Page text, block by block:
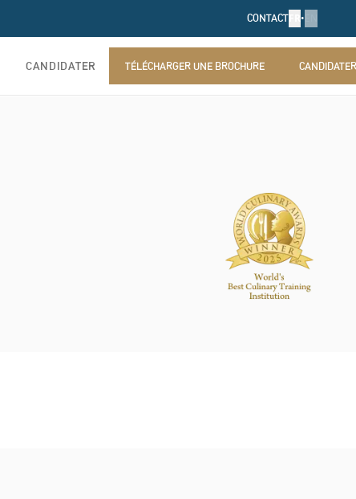
CONTACT •
CANDIDATER TÉLÉCHARGER UNE BROCHURE CANDIDATER